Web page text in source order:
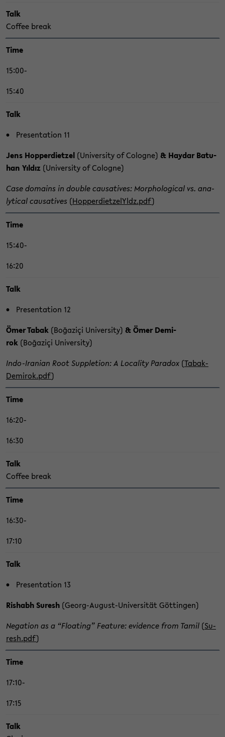
Talk
Cof­fee break
Time
15:00-
15:40
Talk
Pre­sen­ta­ti­on 11
Jens Hop­per­diet­zel (Uni­ver­si­ty of Co­lo­gne) & Hay­dar Batu­
han Yıldız (Uni­ver­si­ty of Co­lo­gne)
Case do­mains in dou­ble cau­sa­ti­ves: Mor­pho­lo­gi­cal vs. ana­
ly­ti­cal cau­sa­ti­ves (Hop­per­diet­ze­lYldz.pdf)
Time
15:40-
16:20
Talk
Pre­sen­ta­ti­on 12
Ömer Tabak (Boğaziçi Uni­ver­si­ty) & Ömer Demi­
rok (Boğaziçi Uni­ver­si­ty)
Indo-​Iranian Root Sup­ple­ti­on: A Lo­ca­li­ty Pa­ra­dox (Ta­bak­
Demi­rok.pdf)
Time
16:20-
16:30
Talk
Cof­fee break
Time
16:30-
17:10
Talk
Pre­sen­ta­ti­on 13
Ris­h­abh Su­resh (Georg-​August-Universität Göt­tin­gen)
Ne­ga­ti­on as a “Floa­ting” Fea­ture: evi­den­ce from Tamil (Su­
resh.pdf)
Time
17:10-
17:15
Talk